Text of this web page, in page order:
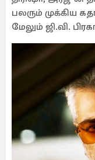
பலரும் முக்கிய
மேலும் ஜி.வி.